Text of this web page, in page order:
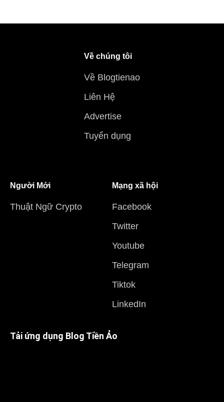
Về chúng tôi
Về Blogtienao
Liên Hệ
Advertise
Tuyển dụng
Người Mới
Thuật Ngữ Crypto
Mạng xã hội
Facebook
Twitter
Youtube
Telegram
Tiktok
LinkedIn
Tải ứng dụng Blog Tiền Ảo